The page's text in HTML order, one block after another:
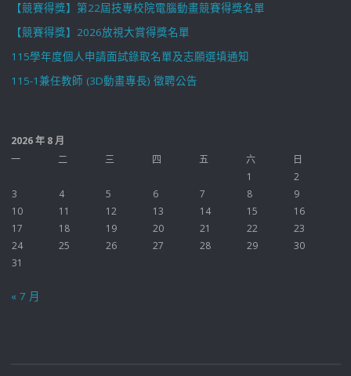
【競賽得獎】第22屆技專校院電腦動畫競賽得獎名單
【競賽得獎】2026放視大賞得獎名單
115學年度個人申請面試錄取名單及志願選填通知
115-1兼任教師 (3D動畫專長) 徵聘公告
2026 年 8 月
一
二 三 四 五 六
日
1
2
3
4 5 6 7 8
9
10
11 12 13 14 15
16
17
18 19 20 21 22
23
24
25 26 27 28 29
30
31
« 7 月